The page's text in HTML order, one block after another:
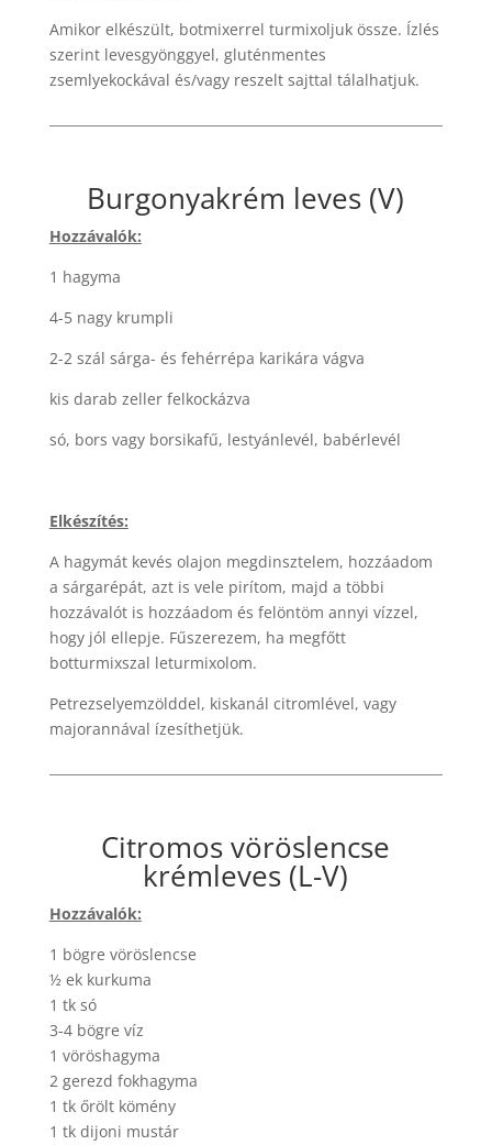
Amikor elkészült, botmixerrel turmixoljuk össze. Ízlés
szerint levesgyönggyel, gluténmentes
zsemlyekockával és/vagy reszelt sajttal tálalhatjuk.
Burgonyakrém leves (V)
Hozzávalók:
1 hagyma
4-5 nagy krumpli
2-2 szál sárga- és fehérrépa karikára vágva
kis darab zeller felkockázva
só, bors vagy borsikafű, lestyánlevél, babérlevél
Elkészítés:
A hagymát kevés olajon megdinsztelem, hozzáadom
a sárgarépát, azt is vele pirítom, majd a többi
hozzávalót is hozzáadom és felöntöm annyi vízzel,
hogy jól ellepje. Fűszerezem, ha megfőtt
botturmixszal leturmixolom.
Petrezselyemzölddel, kiskanál citromlével, vagy
majorannával ízesíthetjük.
Citromos vöröslencse
krémleves (L-V)
Hozzávalók:
1 bögre vöröslencse
½ ek kurkuma
1 tk só
3-4 bögre víz
1 vöröshagyma
2 gerezd fokhagyma
1 tk őrölt kömény
1 tk dijoni mustár